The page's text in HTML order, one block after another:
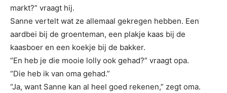
markt?” vraagt hij.
Sanne vertelt wat ze allemaal gekregen hebben. Een
aardbei bij de groenteman, een plakje kaas bij de
kaasboer en een koekje bij de bakker.
“En heb je die mooie lolly ook gehad?” vraagt opa.
“Die heb ik van oma gehad.”
“Ja, want Sanne kan al heel goed rekenen,” zegt oma.